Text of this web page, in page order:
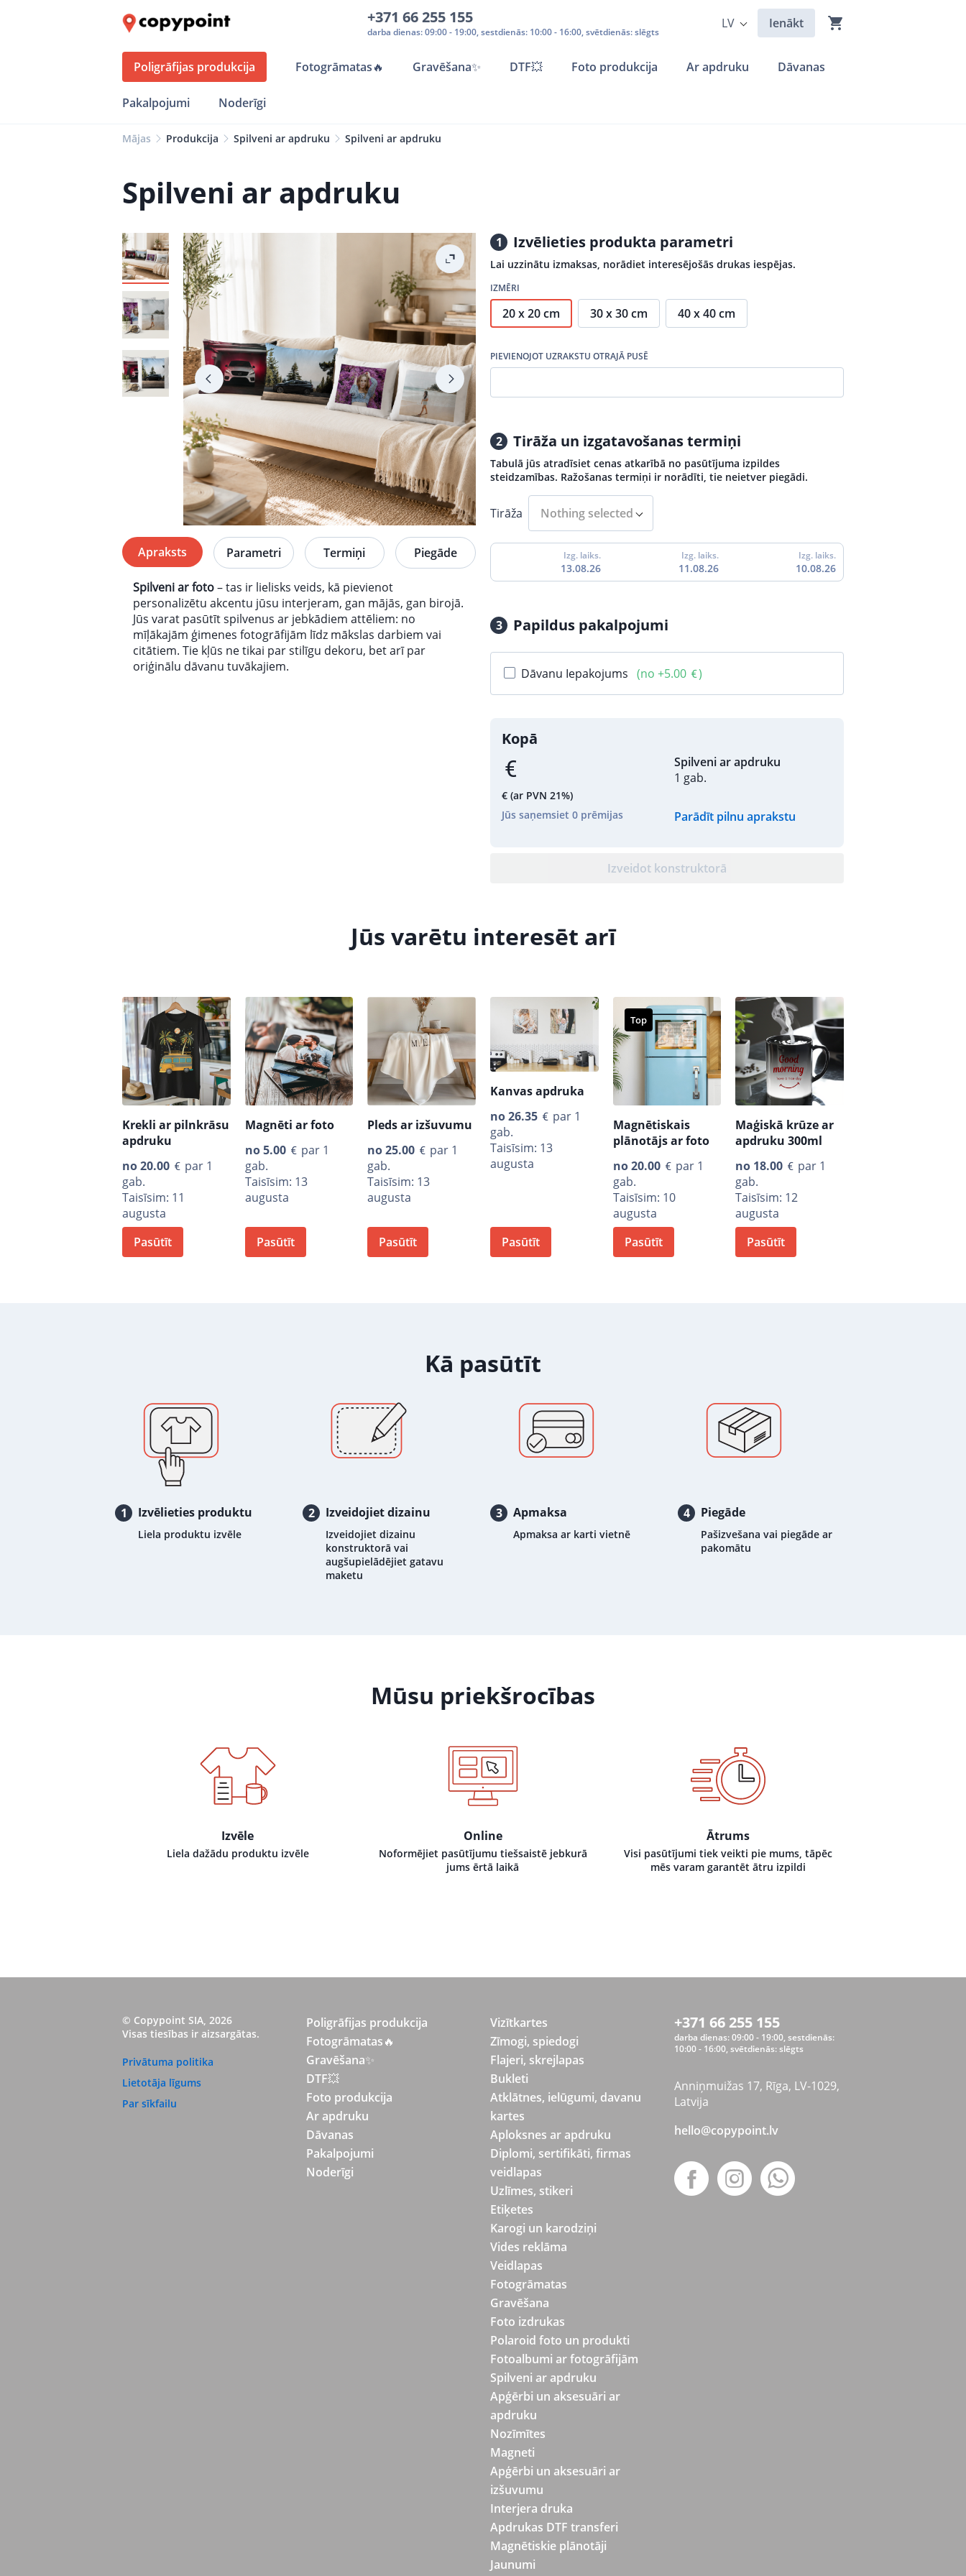
+371 66 255 155
darba dienas: 09:00 - 19:00, sestdienās: 10:00 - 16:00, svētdienās: slēgts
LV Ienākt
Poligrāfijas produkcija Fotogrāmatas🔥 Gravēšana✨ DTF💥 Foto produkcija Ar apdruku Dāvanas
Pakalpojumi Noderīgi
Mājas Produkcija Spilveni ar apdruku Spilveni ar apdruku
Spilveni ar apdruku
Apraksts Parametri Termiņi Piegāde
Spilveni ar foto– tas ir lielisks veids, kā pievienot
personalizētu akcentu jūsu interjeram, gan mājās, gan birojā.
Jūs varat pasūtīt spilvenus ar jebkādiem attēliem: no
mīļākajām ģimenes fotogrāfijām līdz mākslas darbiem vai
citātiem. Tie kļūs ne tikai par stilīgu dekoru, bet arī par
oriģinālu dāvanu tuvākajiem.
1 Izvēlieties produkta parametri
Lai uzzinātu izmaksas, norādiet interesējošās drukas iespējas.
IZMĒRI
20 x 20 cm 30 x 30 cm 40 x 40 cm
PIEVIENOJOT UZRAKSTU OTRAJĀ PUSĒ
2 Tirāža un izgatavošanas termiņi
Tabulā jūs atradīsiet cenas atkarībā no pasūtījuma izpildes
steidzamības. Ražošanas termiņi ir norādīti, tie neietver piegādi.
Tirāža Nothing selected
Izg. laiks.
13.08.26
Izg. laiks.
11.08.26
Izg. laiks.
10.08.26
3 Papildus pakalpojumi
Dāvanu Iepakojums (no +5.00 )
Kopā
€ (ar PVN 21%)
Jūs saņemsiet 0 prēmijas
Spilveni ar apdruku
1 gab.
Parādīt pilnu aprakstu
Izveidot konstruktorā
Jūs varētu interesēt arī
Krekli ar pilnkrāsu
apdruku
no20.00
par 1
gab.
Taisīsim: 11
augusta
Pasūtīt
Magnēti ar foto
no5.00
par 1
gab.
Taisīsim: 13
augusta
Pasūtīt
Pleds ar izšuvumu
no25.00
par 1
gab.
Taisīsim: 13
augusta
Pasūtīt
Kanvas apdruka
no26.35
par 1
gab.
Taisīsim: 13
augusta
Pasūtīt
Top
Magnētiskais
plānotājs ar foto
no20.00
par 1
gab.
Taisīsim: 10
augusta
Pasūtīt
Maģiskā krūze ar
apdruku 300ml
no 18.00
par 1
gab.
Taisīsim: 12
augusta
Pasūtīt
Kā pasūtīt
1 Izvēlieties produktu
Liela produktu izvēle
2 Izveidojiet dizainu
Izveidojiet dizainu
konstruktorā vai
augšupielādējiet gatavu
maketu
3 Apmaksa
Apmaksa ar karti vietnē
4 Piegāde
Pašizvešana vai piegāde ar
pakomātu
Mūsu priekšrocības
Izvēle
Liela dažādu produktu izvēle
Online
Noformējiet pasūtījumu tiešsaistē jebkurā
jums ērtā laikā
Ātrums
Visi pasūtījumi tiek veikti pie mums, tāpēc
mēs varam garantēt ātru izpildi
© Copypoint SIA, 2026
Visas tiesības ir aizsargātas.
Privātuma politika
Lietotāja līgums
Par sīkfailu
Poligrāfijas produkcija
Fotogrāmatas🔥
Gravēšana✨
DTF💥
Foto produkcija
Ar apdruku
Dāvanas
Pakalpojumi
Noderīgi
Vizītkartes
Zīmogi, spiedogi
Flajeri, skrejlapas
Bukleti
Atklātnes, ielūgumi, davanu
kartes
Aploksnes ar apdruku
Diplomi, sertifikāti, firmas
veidlapas
Uzlīmes, stikeri
Etiķetes
Karogi un karodziņi
Vides reklāma
Veidlapas
Fotogrāmatas
Gravēšana
Foto izdrukas
Polaroid foto un produkti
Fotoalbumi ar fotogrāfijām
Spilveni ar apdruku
Apģērbi un aksesuāri ar
apdruku
Nozīmītes
Magneti
Apģērbi un aksesuāri ar
izšuvumu
Interjera druka
Apdrukas DTF transferi
Magnētiskie plānotāji
Jaunumi
+371 66 255 155
darba dienas: 09:00 - 19:00, sestdienās:
10:00 - 16:00, svētdienās: slēgts
Anniņmuižas 17, Rīga, LV-1029,
Latvija
hello@copypoint.lv